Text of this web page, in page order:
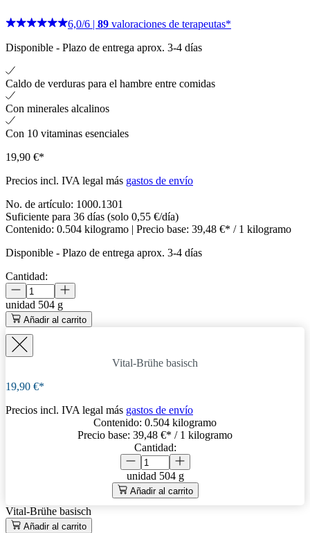
6,0/6 | 89 valoraciones de terapeutas*
Disponible - Plazo de entrega aprox. 3-4 días
Caldo de verduras para el hambre entre comidas
Con minerales alcalinos
Con 10 vitaminas esenciales
19,90 €*
Precios incl. IVA legal más gastos de envío
No. de artículo: 1000.1301
Suficiente para 36 días (solo 0,55 €/día)
Contenido: 0.504 kilogramo | Precio base: 39,48 €* / 1 kilogramo
Disponible - Plazo de entrega aprox. 3-4 días
Cantidad:
unidad 504 g
Añadir al carrito
Vital-Brühe basisch
19,90 €*
Precios incl. IVA legal más gastos de envío
Contenido: 0.504 kilogramo
Precio base: 39,48 €* / 1 kilogramo
Cantidad:
unidad 504 g
Añadir al carrito
Vital-Brühe basisch
Añadir al carrito